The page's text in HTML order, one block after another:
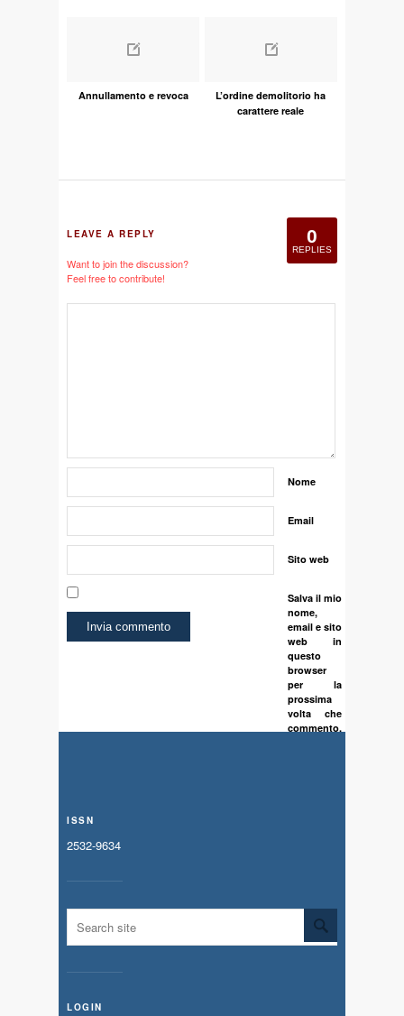
Annullamento e revoca
L’ordine demolitorio ha
carattere reale
0
REPLIES
LEAVE A REPLY
Want to join the discussion?
Feel free to contribute!
Nome
Email
Sito web
Salva il mio
nome,
email e sito
web in
questo
browser
per la
prossima
volta che
commento.
ISSN
2532-9634
LOGIN